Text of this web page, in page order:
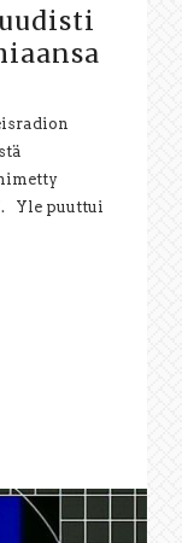
Yle puuttui